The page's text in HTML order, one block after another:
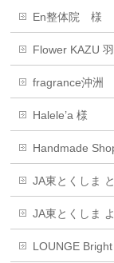
En整体院 様
Flower KAZU
fragrance沖洲
Halele’a 様
Handmade
JA東とくしま
JA東とくしま
LOUNGE